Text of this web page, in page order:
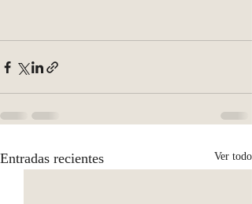
Entradas recientes Ver todo